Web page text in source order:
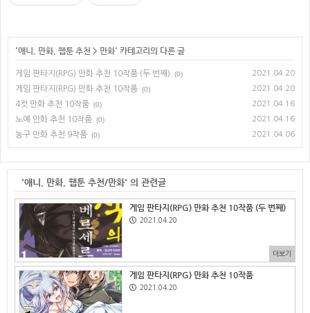
'애니, 만화, 웹툰 추천 > 만화' 카테고리의 다른 글
게임 판타지(RPG) 만화 추천 10작품 (두 번째) (0) 2021.04.20
게임 판타지(RPG) 만화 추천 10작품 (0) 2021.04.20
4컷 만화 추천 10작품 (0) 2021.04.16
노예 만화 추천 10작품 (0) 2021.04.16
농구 만화 추천 9작품 (0) 2021.04.06
'애니, 만화, 웹툰 추천/만화' 의 관련글
게임 판타지(RPG) 만화 추천 10작품 (두 번째)
2021.04.20
더보기
게임 판타지(RPG) 만화 추천 10작품
2021.04.20